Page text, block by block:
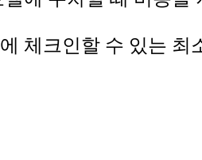
체크인할 수 있는 최